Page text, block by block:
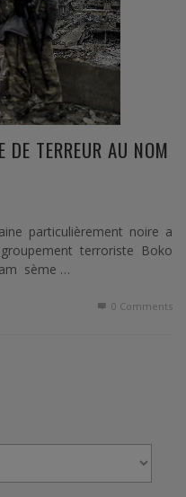
DE TERREUR AU NOM
particulièrement noire a
terroriste Boko
sème …
0 Comments